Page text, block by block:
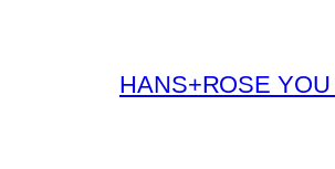
HANS+ROSE